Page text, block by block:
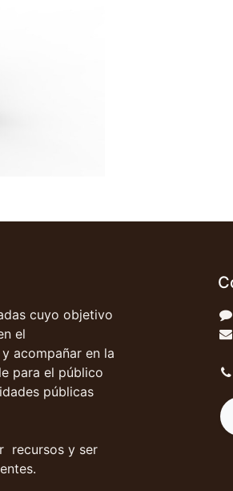
cuyo objetivo
el
acompañar en la
para el público
públicas
recursos y ser